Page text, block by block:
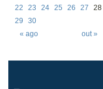
« ago out »
22
23 24 25 26 27
28
29
30